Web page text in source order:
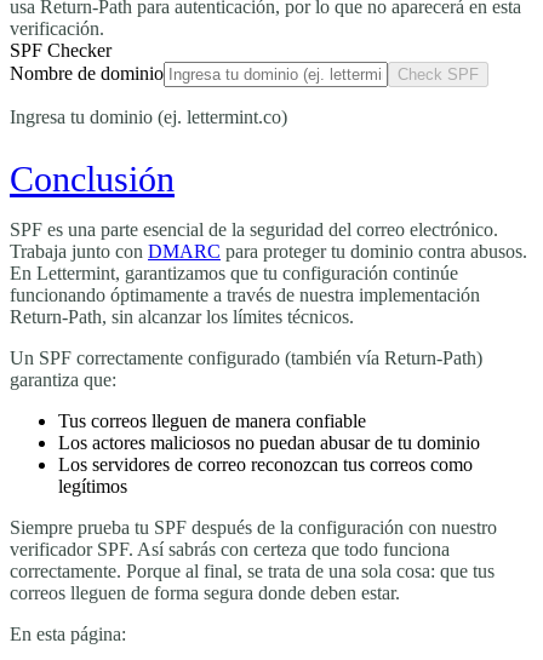
usa Return-Path para autenticación, por lo que no aparecerá en esta
verificación.
SPF Checker
Nombre de dominio
Ingresa tu dominio (ej. lettermint.co)
Conclusión
SPF es una parte esencial de la seguridad del correo electrónico.
Trabaja junto con DMARC para proteger tu dominio contra abusos.
En Lettermint, garantizamos que tu configuración continúe
funcionando óptimamente a través de nuestra implementación
Return-Path, sin alcanzar los límites técnicos.
Un SPF correctamente configurado (también vía Return-Path)
garantiza que:
Tus correos lleguen de manera confiable
Los actores maliciosos no puedan abusar de tu dominio
Los servidores de correo reconozcan tus correos como
legítimos
Siempre prueba tu SPF después de la configuración con nuestro
verificador SPF. Así sabrás con certeza que todo funciona
correctamente. Porque al final, se trata de una sola cosa: que tus
correos lleguen de forma segura donde deben estar.
En esta página: